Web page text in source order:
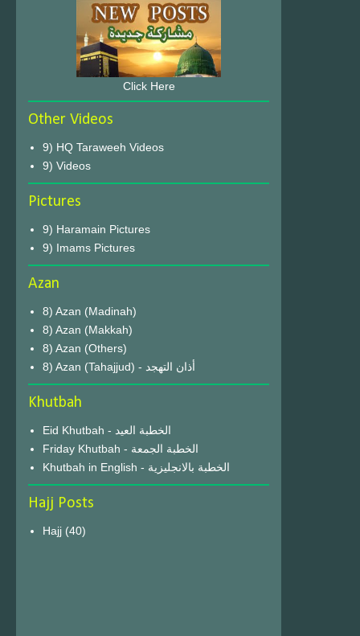
Click Here
Other Videos
9) HQ Taraweeh Videos
9) Videos
Pictures
9) Haramain Pictures
9) Imams Pictures
Azan
8) Azan (Madinah)
8) Azan (Makkah)
8) Azan (Others)
8) Azan (Tahajjud) - أذان التهجد
Khutbah
Eid Khutbah - الخطبة العيد
Friday Khutbah - الخطبة الجمعة
Khutbah in English - الخطبة بالانجليزية
Hajj Posts
Hajj (40)